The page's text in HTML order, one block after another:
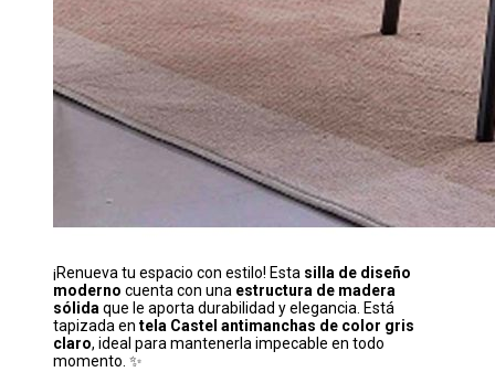
¡Renueva tu espacio con estilo! Esta silla de diseño
moderno cuenta con una estructura de madera
sólidaque le aporta durabilidad y elegancia. Está
tapizada en tela Castel antimanchas de color gris
claro, ideal para mantenerla impecable en todo
momento. ✨